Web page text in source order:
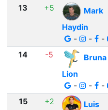
13 +5
Mark
Haydin
-
- -
14 -5
Bruna
Lion
-
- -
15 +2
Luis